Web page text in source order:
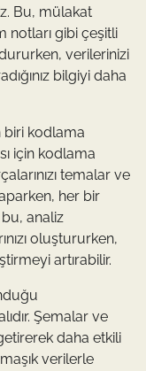
Bu, mülakat
notları gibi çeşitli
verilerinizi
bilgiyi daha
biri kodlama
için kodlama
temalar ve
her bir
analiz
oluştururken,
artırabilir.
Şemalar ve
daha etkili
verilerle